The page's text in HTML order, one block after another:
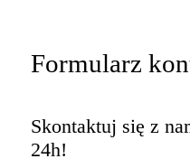
Formularz
Skontaktuj się z
24h!